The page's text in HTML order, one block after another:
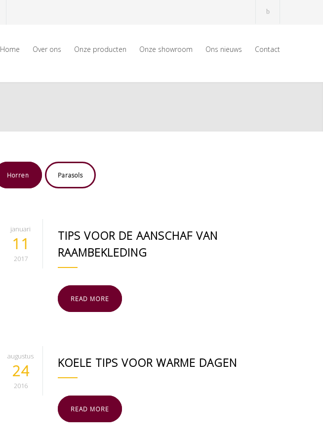
Home Over ons Onze producten Onze showroom Ons nieuws Contact
Horren Parasols
januari
11
2017
TIPS VOOR DE AANSCHAF VAN
RAAMBEKLEDING
READ MORE
augustus
24
2016
KOELE TIPS VOOR WARME DAGEN
READ MORE